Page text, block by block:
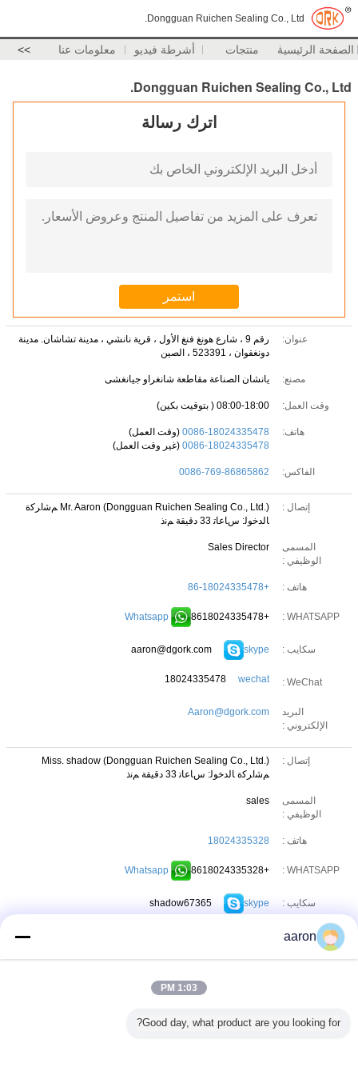
Dongguan Ruichen Sealing Co., Ltd.
الصفحة الرئيسية منتجات أشرطة فيديو معلومات عنا >>
Dongguan Ruichen Sealing Co., Ltd.
اترك رسالة
عنوان:
رقم 9 ، شارع هونغ فنغ الأول ، قرية نانشي ، مدينة تشاشان. مدينة
دونغقوان ، 523391 ، الصين
مصنع: يانشان الصناعة مقاطعة شانغراو جيانغشى
وقت العمل: 08:00-18:00 ( بتوقيت بكين)
هاتف: 0086-18024335478 (وقت العمل)
0086-18024335478 (غير وقت العمل)
الفاكس: 0086-769-86865862
إتصال : Mr. Aaron (Dongguan Ruichen Sealing Co., Ltd.) ﻢﺷﺍﺮﻛﺓ
ﺎﻟﺪﺧﻮﻟ: ﺱﺎﻋﺎﺗ 33 دقيقة ﻢﻧﺫ
المسمى
الوظيفي :
Sales Director
هاتف : +86-18024335478
WHATSAPP :
+8618024335478
سكايب : aaron@dgork.com skype
WeChat :
18024335478 wechat
البريد
الإلكتروني :
Aaron@dgork.com
إتصال :
Miss. shadow (Dongguan Ruichen Sealing Co., Ltd.)
ﻢﺷﺍﺮﻛﺓ ﺎﻟﺪﺧﻮﻟ: ﺱﺎﻋﺎﺗ 33 دقيقة ﻢﻧﺫ
المسمى
الوظيفي :
sales
هاتف : 18024335328
WHATSAPP :
+8618024335328
سكايب : shadow67365 skype
WeChat :
ShangRao Ruichen Sealing Co.,Ltd.
aaron
1:03 PM
Good day, what product are you looking for?